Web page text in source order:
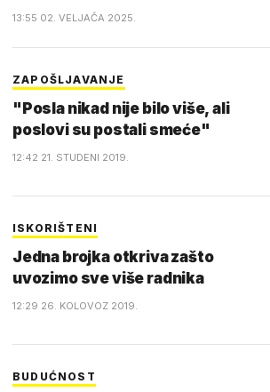
13:55 02. VELJAČA 2025.
ZAPOŠLJAVANJE
"Posla nikad nije bilo više, ali
poslovi su postali smeće"
12:42 21. STUDENI 2019.
ISKORIŠTENI
Jedna brojka otkriva zašto
uvozimo sve više radnika
12:29 26. KOLOVOZ 2019.
BUDUĆNOST